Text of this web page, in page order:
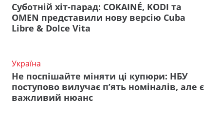
Суботній хіт-парад: COKAINÉ, KODI та
OMEN представили нову версію Cuba
Libre & Dolce Vita
Україна
Не поспішайте міняти ці купюри: НБУ
поступово вилучає п’ять номіналів, але є
важливий нюанс